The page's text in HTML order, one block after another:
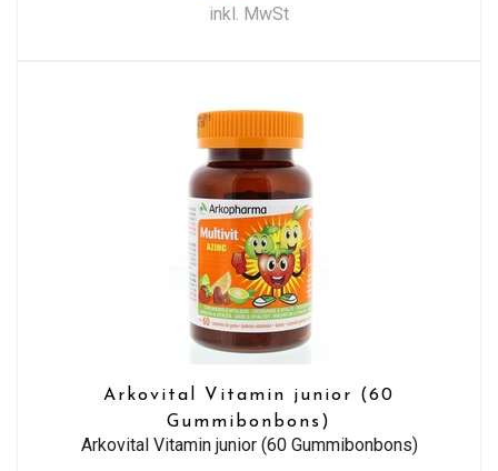
inkl. MwSt
Arkovital Vitamin junior (60
Gummibonbons)
Arkovital Vitamin junior (60 Gummibonbons)